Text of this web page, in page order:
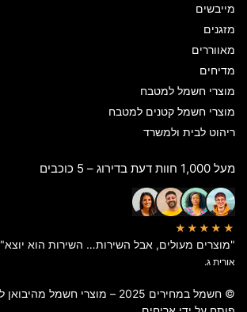
מייבשים
מזגנים
מאווררים
מדיחים
מוצרי חשמל למטבח
מוצרי חשמל קטנים למטבח
ריהוט לבית ולמשרד
מעל 1,000 חוות דעת בדירוג – 5 כוכבים
★★★★★
"מוצרים מעולים, אבל השירות… השירות הוא יוצא"
אורית ג.
© חשמל במחירים 2025 – מוצרי חשמל מהיבואן לצרכן